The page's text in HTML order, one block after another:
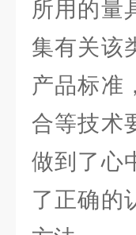
所用的量
集有关该
产品标准
合等技术
做到了心
了正确的